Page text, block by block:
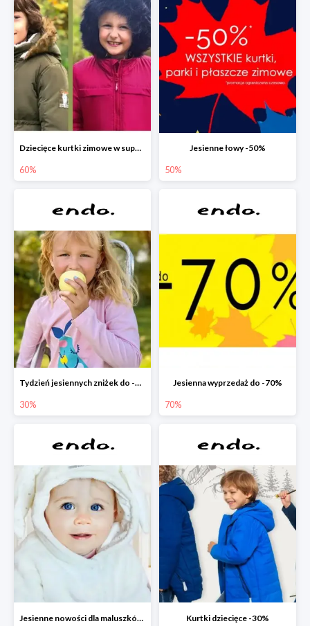
Dziecięce kurtki zimowe w super cenach!
60%
Jesienne łowy -50%
50%
Tydzień jesiennych zniżek do -30%
30%
Jesienna wyprzedaż do -70%
70%
Jesienne nowości dla maluszków -30% Kurtki dziecięce -30%